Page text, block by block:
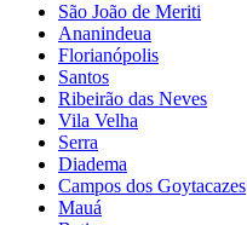
São João de Meriti
Ananindeua
Florianópolis
Santos
Ribeirão das Neves
Vila Velha
Serra
Diadema
Campos dos Goytacazes
Mauá